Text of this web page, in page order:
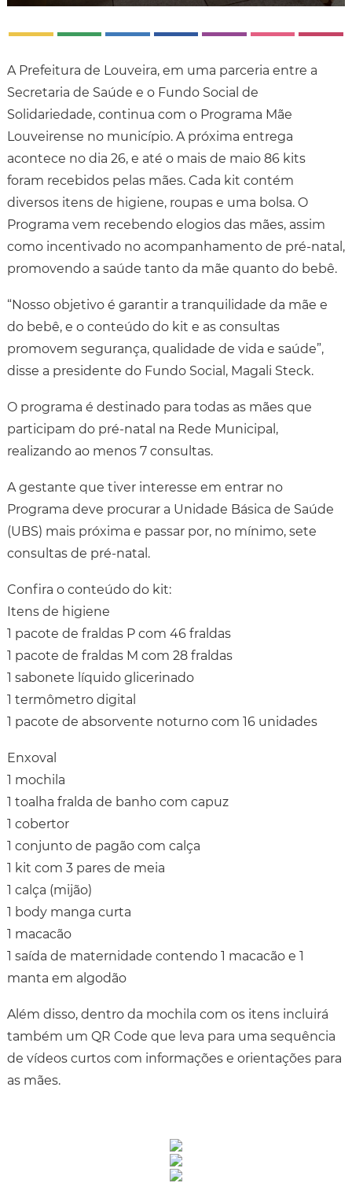
A Prefeitura de Louveira, em uma parceria entre a
Secretaria de Saúde e o Fundo Social de
Solidariedade, continua com o Programa Mãe
Louveirense no município. A próxima entrega
acontece no dia 26, e até o mais de maio 86 kits
foram recebidos pelas mães. Cada kit contém
diversos itens de higiene, roupas e uma bolsa. O
Programa vem recebendo elogios das mães, assim
como incentivado no acompanhamento de pré-natal,
promovendo a saúde tanto da mãe quanto do bebê.
“Nosso objetivo é garantir a tranquilidade da mãe e
do bebê, e o conteúdo do kit e as consultas
promovem segurança, qualidade de vida e saúde”,
disse a presidente do Fundo Social, Magali Steck.
O programa é destinado para todas as mães que
participam do pré-natal na Rede Municipal,
realizando ao menos 7 consultas.
A gestante que tiver interesse em entrar no
Programa deve procurar a Unidade Básica de Saúde
(UBS) mais próxima e passar por, no mínimo, sete
consultas de pré-natal.
Confira o conteúdo do kit:
Itens de higiene
1 pacote de fraldas P com 46 fraldas
1 pacote de fraldas M com 28 fraldas
1 sabonete líquido glicerinado
1 termômetro digital
1 pacote de absorvente noturno com 16 unidades
Enxoval
1 mochila
1 toalha fralda de banho com capuz
1 cobertor
1 conjunto de pagão com calça
1 kit com 3 pares de meia
1 calça (mijão)
1 body manga curta
1 macacão
1 saída de maternidade contendo 1 macacão e 1
manta em algodão
Além disso, dentro da mochila com os itens incluirá
também um QR Code que leva para uma sequência
de vídeos curtos com informações e orientações para
as mães.